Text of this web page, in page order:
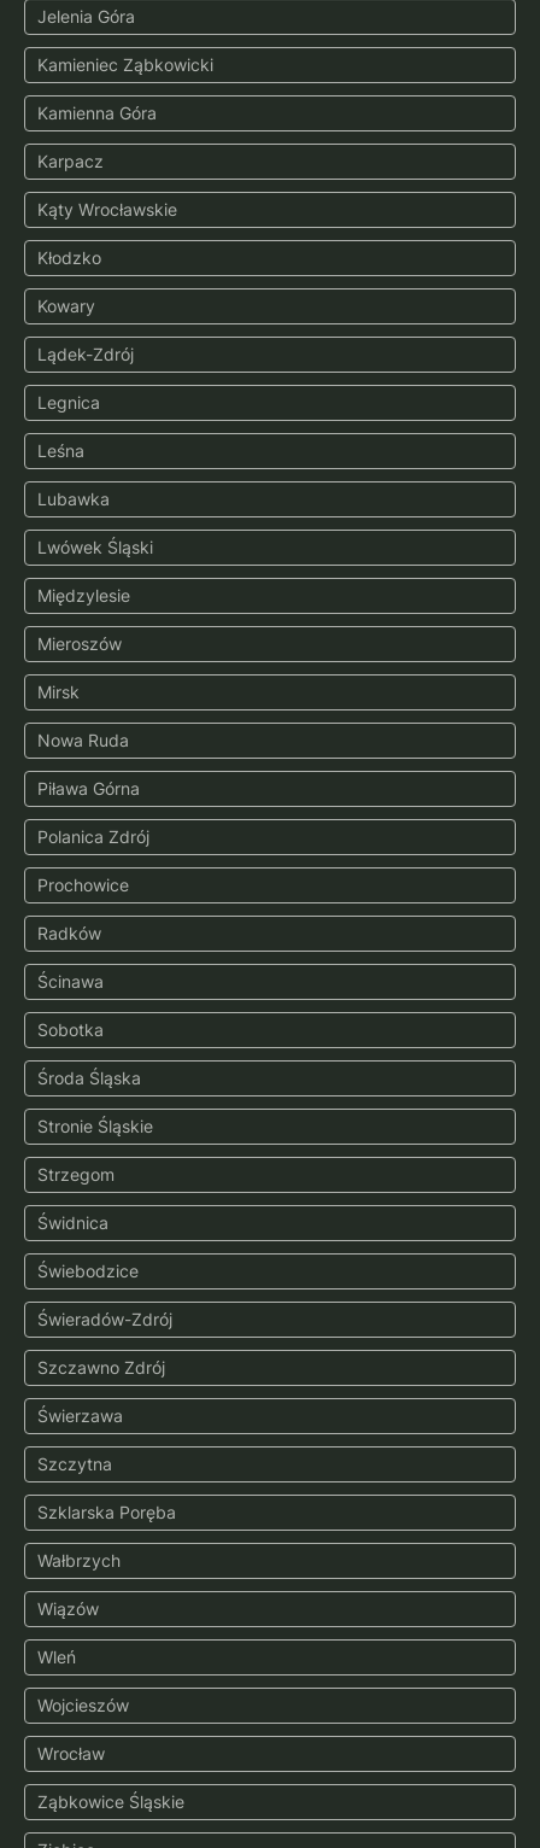
Jelenia Góra
Kamieniec Ząbkowicki
Kamienna Góra
Karpacz
Kąty Wrocławskie
Kłodzko
Kowary
Lądek-Zdrój
Legnica
Leśna
Lubawka
Lwówek Śląski
Międzylesie
Mieroszów
Mirsk
Nowa Ruda
Piława Górna
Polanica Zdrój
Prochowice
Radków
Ścinawa
Sobotka
Środa Śląska
Stronie Śląskie
Strzegom
Świdnica
Świebodzice
Świeradów-Zdrój
Szczawno Zdrój
Świerzawa
Szczytna
Szklarska Poręba
Wałbrzych
Wiązów
Wleń
Wojcieszów
Wrocław
Ząbkowice Śląskie